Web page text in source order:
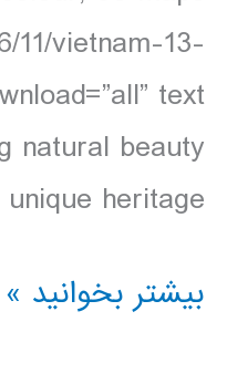
11/vietnam-13-
natural beauty
heritage, […]
دانلود
بیشتر بخوانید »